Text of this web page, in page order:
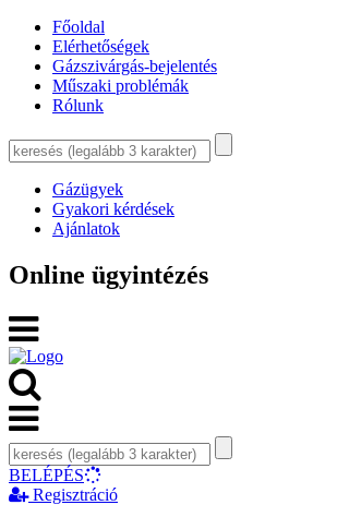
Főoldal
Elérhetőségek
Gázszivárgás-bejelentés
Műszaki problémák
Rólunk
Gázügyek
Gyakori kérdések
Ajánlatok
Online ügyintézés
BELÉPÉS
Regisztráció